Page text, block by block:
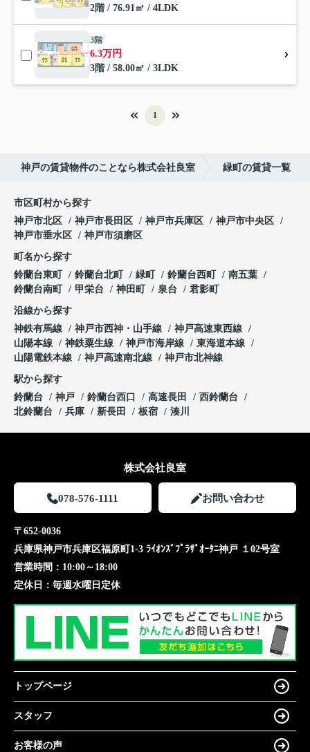
2階 / 76.91㎡ / 4LDK
3階
6.3万円
3階 / 58.00㎡ / 3LDK
1
神戸の賃貸物件のことなら株式会社良室 緑町の賃貸一覧
市区町村から探す
神戸市北区
神戸市長田区 神戸市兵庫区
神戸市中央区
神戸市垂水区
神戸市須磨区
町名から探す
鈴蘭台東町
鈴蘭台北町 緑町 鈴蘭台西町
南五葉
鈴蘭台南町
甲栄台 神田町 泉台 君影町
沿線から探す
神鉄有馬線
神戸市西神・山手線
神戸高速東西線
山陽本線
神鉄粟生線 神戸市海岸線
東海道本線
山陽電鉄本線
神戸高速南北線 神戸市北神線
駅から探す
鈴蘭台
神戸 鈴蘭台西口 高速長田
西鈴蘭台
北鈴蘭台
兵庫 新長田 板宿 湊川
株式会社良室
078-576-1111 お問い合わせ
〒652-0036
兵庫県神戸市兵庫区福原町1-3 ﾗｲｵﾝｽﾞﾌﾟﾗｻﾞｵｰﾀﾆ神戸 １02号室
営業時間： 10:00～18:00
定休日： 毎週水曜日定休
トップページ
スタッフ
お客様の声